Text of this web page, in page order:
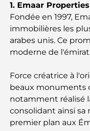
complet pour les
Les meilleurs
votre guide
mélange de
Restaurants
Expériences
Dubaï
1. Emaar Properties
Fondée en 1997,
immobilières les
arabes unis. Ce
moderne de
Force créatrice à
beaux monuments
notamment réalisé
consolidant ainsi
premier plan aux